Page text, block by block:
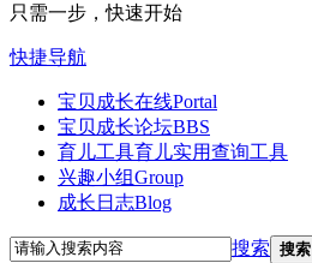
只需一步，快速开始
快捷导航
宝贝成长在线Portal
宝贝成长论坛BBS
育儿工具育儿实用查询工具
兴趣小组Group
成长日志Blog
搜索 搜索